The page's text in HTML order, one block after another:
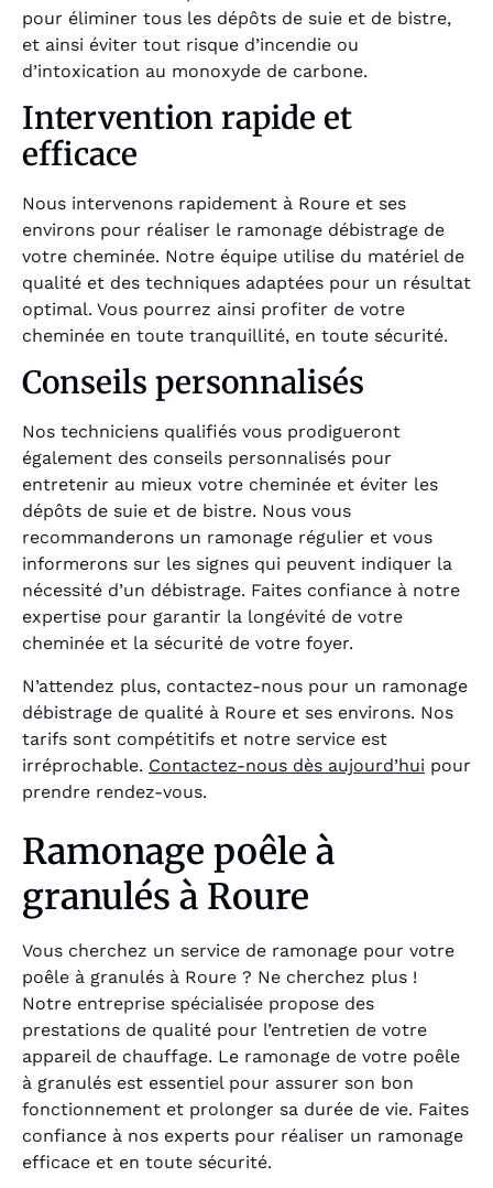
pour éliminer tous les dépôts de suie et de bistre,
et ainsi éviter tout risque d’incendie ou
d’intoxication au monoxyde de carbone.
Intervention rapide et
efficace
Nous intervenons rapidement à Roure et ses
environs pour réaliser le ramonage débistrage de
votre cheminée. Notre équipe utilise du matériel de
qualité et des techniques adaptées pour un résultat
optimal. Vous pourrez ainsi profiter de votre
cheminée en toute tranquillité, en toute sécurité.
Conseils personnalisés
Nos techniciens qualifiés vous prodigueront
également des conseils personnalisés pour
entretenir au mieux votre cheminée et éviter les
dépôts de suie et de bistre. Nous vous
recommanderons un ramonage régulier et vous
informerons sur les signes qui peuvent indiquer la
nécessité d’un débistrage. Faites confiance à notre
expertise pour garantir la longévité de votre
cheminée et la sécurité de votre foyer.
N’attendez plus, contactez-nous pour un ramonage
débistrage de qualité à Roure et ses environs. Nos
tarifs sont compétitifs et notre service est
irréprochable. Contactez-nous dès aujourd’hui pour
prendre rendez-vous.
Ramonage poêle à
granulés à Roure
Vous cherchez un service de ramonage pour votre
poêle à granulés à Roure ? Ne cherchez plus !
Notre entreprise spécialisée propose des
prestations de qualité pour l’entretien de votre
appareil de chauffage. Le ramonage de votre poêle
à granulés est essentiel pour assurer son bon
fonctionnement et prolonger sa durée de vie. Faites
confiance à nos experts pour réaliser un ramonage
efficace et en toute sécurité.